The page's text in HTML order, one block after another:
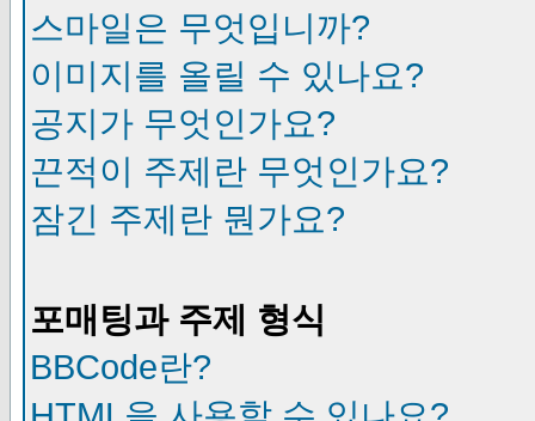
스마일은 무엇입니까?
이미지를 올릴 수 있나요?
공지가 무엇인가요?
끈적이 주제란 무엇인가요?
잠긴 주제란 뭔가요?
포매팅과 주제 형식
BBCode란?